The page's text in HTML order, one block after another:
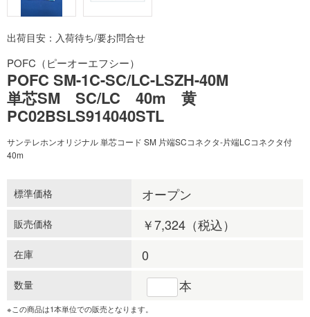
出荷目安：入荷待ち/要お問合せ
POFC（ピーオーエフシー）
POFC SM-1C-SC/LC-LSZH-40M
単芯SM SC/LC 40m 黄
PC02BSLS914040STL
サンテレホンオリジナル 単芯コード SM 片端SCコネクタ-片端LCコネクタ付
40m
標準価格 オープン
販売価格 ￥7,324（税込）
在庫 0
数量 本
※この商品は1本単位での販売となります。